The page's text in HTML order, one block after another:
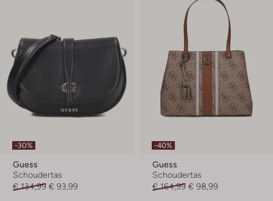
-30%
Guess
Schoudertas
€ 134,99 € 93,99
-40%
Guess
Schoudertas
€ 164,99 € 98,99